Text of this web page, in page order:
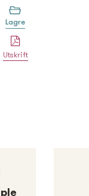
Utskrift
Lagre